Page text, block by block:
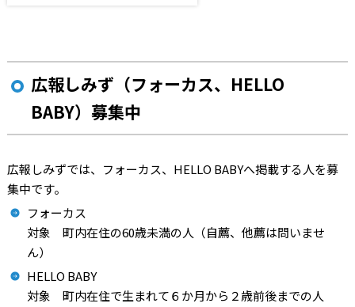
広報しみず（フォーカス、HELLO
BABY）募集中
広報しみずでは、フォーカス、HELLO BABYへ掲載する人を募
集中です。
フォーカス
対象 町内在住の60歳未満の人（自薦、他薦は問いませ
ん）
HELLO BABY
対象 町内在住で生まれて６か月から２歳前後までの人